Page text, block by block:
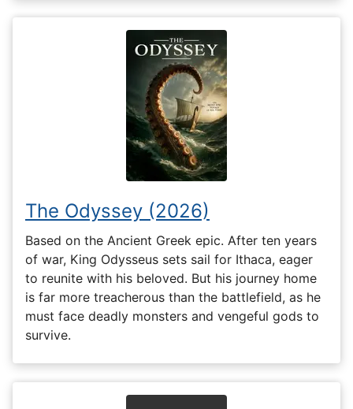
The Odyssey (2026)
Based on the Ancient Greek epic. After ten years
of war, King Odysseus sets sail for Ithaca, eager
to reunite with his beloved. But his journey home
is far more treacherous than the battlefield, as he
must face deadly monsters and vengeful gods to
survive.